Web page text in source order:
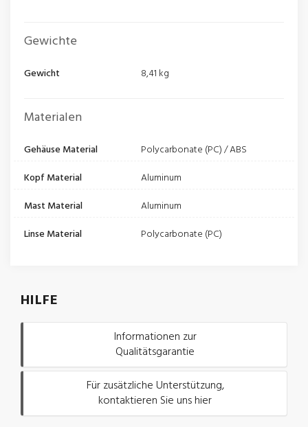
Gewichte
Gewicht 8,41 kg
Materialen
Gehäuse Material
Polycarbonate (PC) / ABS
Kopf Material
Aluminum
Mast Material
Aluminum
Linse Material
Polycarbonate (PC)
HILFE
Informationen zur
Qualitätsgarantie
Für zusätzliche Unterstützung,
kontaktieren Sie uns hier